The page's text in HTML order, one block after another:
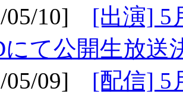
05/10] [出演] 5
て公開生放送
05/09] [配信] 5